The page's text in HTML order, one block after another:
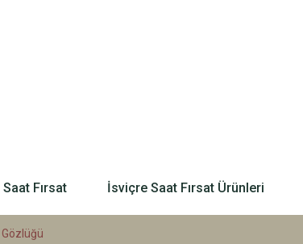
Saat Fırsat İsviçre Saat Fırsat Ürünleri
Gözlüğü